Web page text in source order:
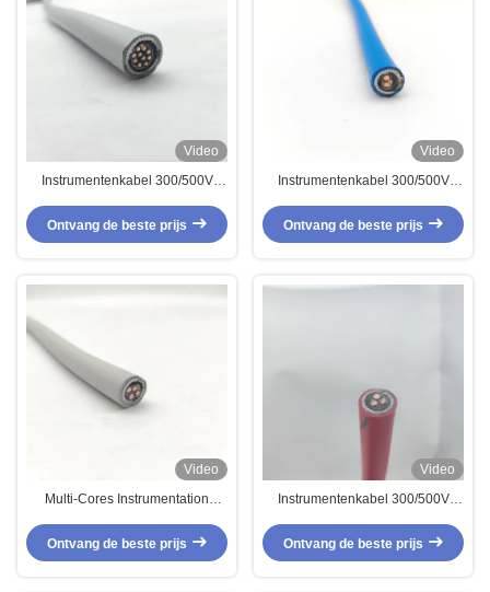
Video
Instrumentenkabel 300/500V
10х1
Ontvang de beste prijs
Video
Instrumentenkabel 300/500V
Ex-i 1х2х1
Ontvang de beste prijs
Video
Multi-Cores Instrumentation
300/500V
CU/MGT/XLPE/OS/FR/LSZH/GSWA/LSZH
Ontvang de beste prijs
Video
Instrumentenkabel 300/500V
CU/MGT/XLPE/OS/FR/LSZH/GSWA/
1x3x2.5
Ontvang de beste prijs